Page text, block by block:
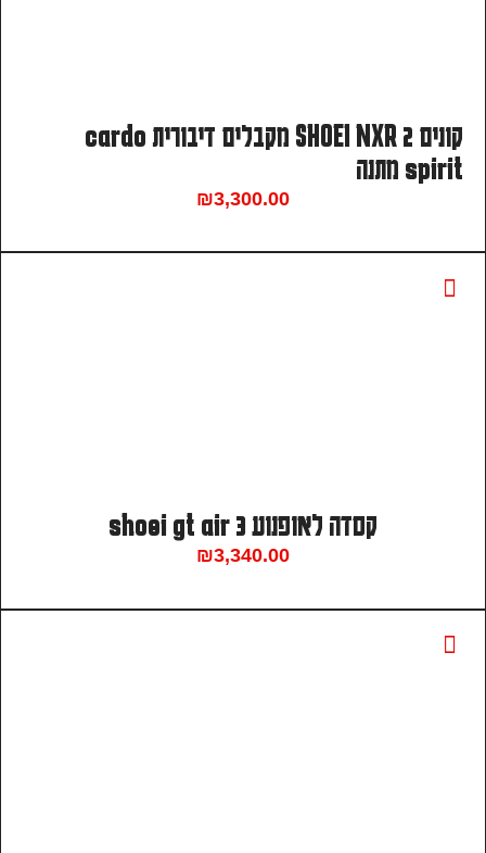
קונים SHOEI NXR 2 מקבלים דיבורית cardo
spirit מתנה
₪3,300.00
קסדה לאופנוע shoei gt air 3
₪3,340.00